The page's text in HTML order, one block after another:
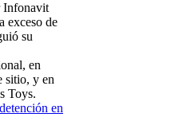
Infonavit
exceso de
su
en
sitio, y en
Toys.
en